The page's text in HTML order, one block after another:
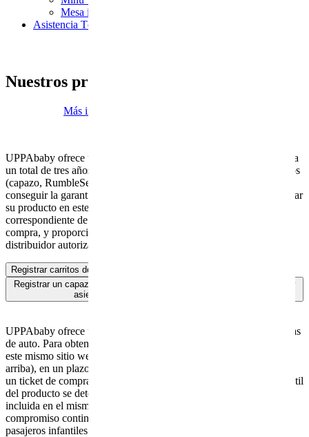
Mesa i-Size
Asistencia Técnica
Nuestros programas de garantía
Más información sobre nuestras garantías.
UPPAbaby ofrece una GARANTÍA AMPLIADA de un año, hasta
un total de tres años, en todos los coches y accesorios seleccionados
(capazo, RumbleSeat, kit de nacimiento y PiggyBack). Para
conseguir la garantía adicional de un año, los clientes deben registrar
su producto en este mismo sitio web (elegir el apartado
correspondiente de más arriba), en un plazo de tres meses desde la
compra, y proporcionar un ticket de compra válido de un
distribuidor autorizado. ¡Es nuestra forma de dar las gracias!
Registrar carritos de bebé
Registrar un capazo extra, kit para recién nacido, patinete PiggyBacky
asiento adicional RumbleSeat para Vista
UPPAbaby ofrece una Garantía Limitada Vitalicia en todas las sillas
de auto. Para obtenerla, los clientes deben registrar su producto en
este mismo sitio web (elegir el apartado correspondiente de más
arriba), en un plazo de tres meses desde la compra, y proporcionar
un ticket de compra válido de un distribuidor autorizado. La vida útil
del producto se determina en función de la fecha de caducidad
incluida en el mismo. La Garantía Limitada Vitalicia representa el
compromiso continuo de UPPAbaby con la seguridad de los
pasajeros infantiles.